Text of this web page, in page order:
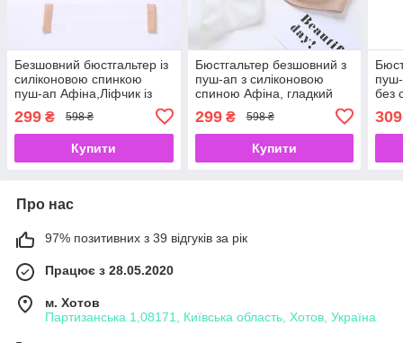
Безшовний бюстгальтер із
силіконовою спинкою
пуш-ап Афіна,Ліфчик із
силіконовою спиною пуш
ап
299 ₴ 598 ₴
Купити
Бюстгальтер безшовний з
пуш-ап з силіконовою
спиною Афіна, гладкий
Бежевий
299₴ 598 ₴
Купити
без
309
Про нас
97% позитивних з 39 відгуків за рік
Працює з 28.05.2020
м. Хотов
Партизанська 1,08171, Київська область, Хотов, Україна